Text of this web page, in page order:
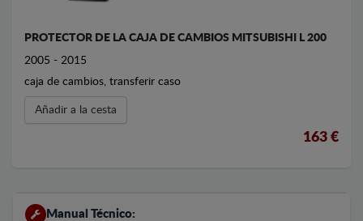
PROTECTOR DE LA CAJA DE CAMBIOS MITSUBISHI L 200
2005 - 2015
caja de cambios, transferir caso
Añadir a la cesta
163 €
Manual Técnico: